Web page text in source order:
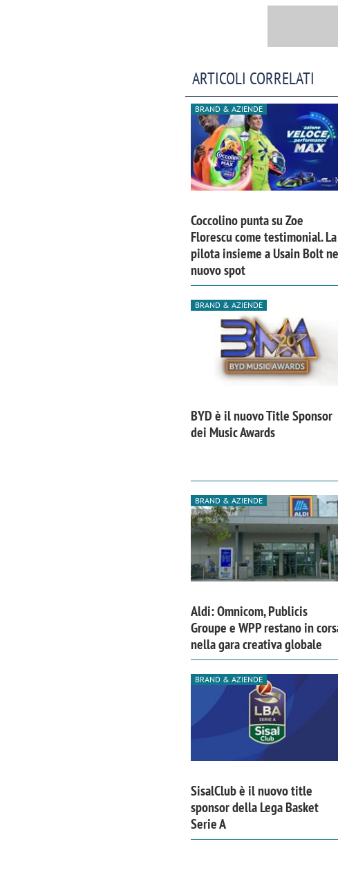
ARTICOLI CORRELATI
BRAND & AZIENDE
Coccolino punta su Zoe
Florescu come testimonial. La
pilota insieme a Usain Bolt
nuovo spot
BRAND & AZIENDE
BYD è il nuovo Title Sponsor
dei Music Awards
BRAND & AZIENDE
Aldi: Omnicom, Publicis
Groupe e WPP restano in
nella gara creativa globale
BRAND & AZIENDE
SisalClub è il nuovo title
sponsor della Lega Basket
Serie A
comunicazione crea un brand food:
«Marketing e prodotto devono
Emanuele
«La creatività
amplificare il